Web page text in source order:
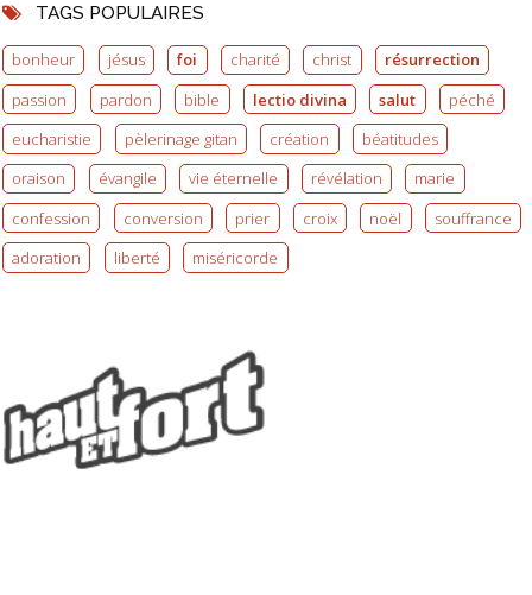
TAGS POPULAIRES
bonheur jésus foi charité christ
résurrection
passion
pardon bible lectio divina salut
péché
eucharistie
pèlerinage gitan création
béatitudes
oraison
évangile vie éternelle révélation
marie
confession
conversion prier croix noël
souffrance
adoration
liberté miséricorde